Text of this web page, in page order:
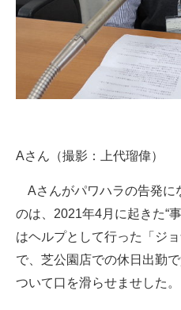
Aさん（撮影：上代瑠偉）
Aさんがパワハラの告発に
のは、2021年4月に起きた“
はヘルプとして行った「ジ
で、芝公園店での休日出勤
ついて口を滑らせませした。